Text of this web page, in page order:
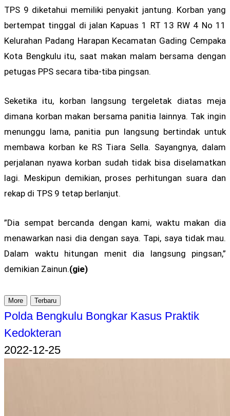
TPS 9 diketahui memiliki penyakit jantung. Korban yang
bertempat tinggal di jalan Kapuas 1 RT 13 RW 4 No 11
Kelurahan Padang Harapan Kecamatan Gading Cempaka
Kota Bengkulu itu, saat makan malam bersama dengan
petugas PPS secara tiba-tiba pingsan.
Seketika itu, korban langsung tergeletak diatas meja
dimana korban makan bersama panitia lainnya. Tak ingin
menunggu lama, panitia pun langsung bertindak untuk
membawa korban ke RS Tiara Sella. Sayangnya, dalam
perjalanan nyawa korban sudah tidak bisa diselamatkan
lagi. Meskipun demikian, proses perhitungan suara dan
rekap di TPS 9 tetap berlanjut.
”Dia sempat bercanda dengan kami, waktu makan dia
menawarkan nasi dia dengan saya. Tapi, saya tidak mau.
Dalam waktu hitungan menit dia langsung pingsan,”
demikian Zainun.(gie)
More Terbaru
Polda Bengkulu Bongkar Kasus Praktik
Kedokteran
2022-12-25